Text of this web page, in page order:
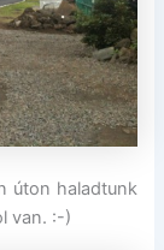
úton haladtunk
van. :-)